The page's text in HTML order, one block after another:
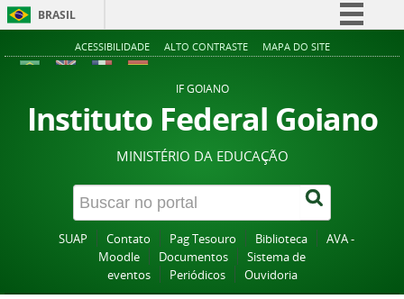
BRASIL
Simplifique!
Acesso à informação
Legislação
Canais
ACESSIBILIDADE ALTO CONTRASTE MAPA DO SITE
IF GOIANO
Instituto Federal Goiano
MINISTÉRIO DA EDUCAÇÃO
SUAP Contato Pag Tesouro Biblioteca
AVA -
Moodle
Documentos
Sistema de
eventos
Periódicos Ouvidoria